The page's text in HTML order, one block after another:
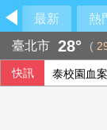
最新 熱
臺北市 28° (
快訊 泰校園血